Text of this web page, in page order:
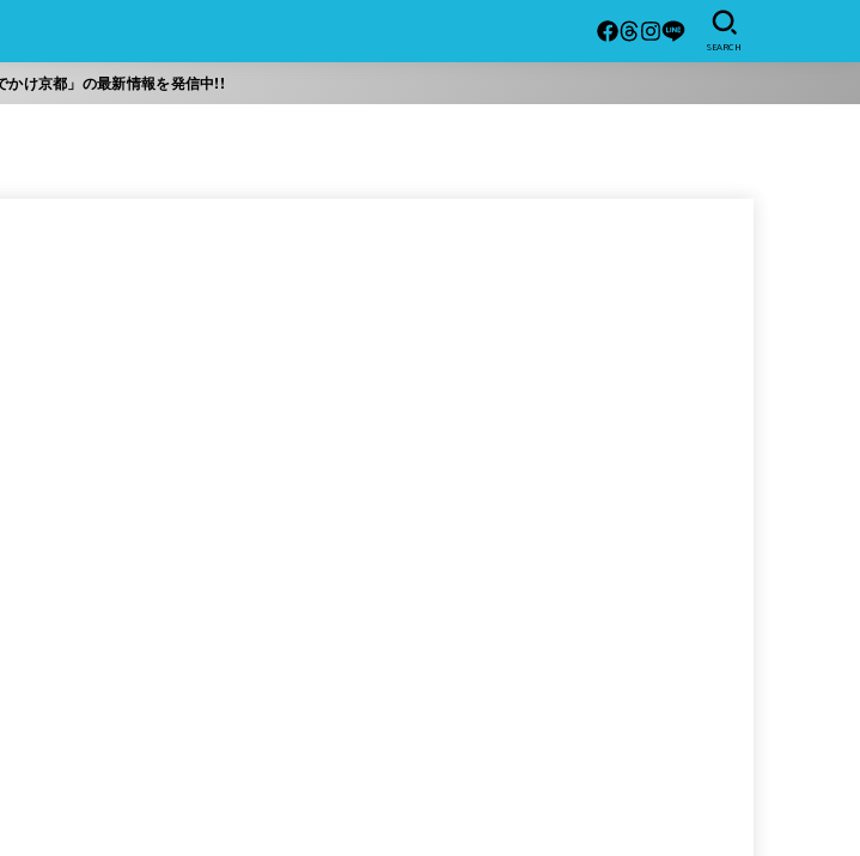
SEARCH
け京都」の最新情報を発信中!!